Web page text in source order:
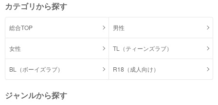
カテゴリから探す
総合TOP 男性
女性 TL（ティーンズラブ）
BL（ボーイズラブ） R18（成人向け）
ジャンルから探す